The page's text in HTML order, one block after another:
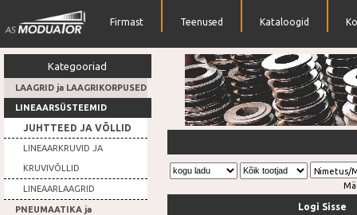
Firmast Teenused Kataloogid
Kategooriad
LAAGRID ja LAAGRIKORPUSED
LINEAARSÜSTEEMID
JUHTTEED JA VÕLLID
LINEAARKRUVID JA
KRUVIVÕLLID
LINEAARLAAGRID
PNEUMAATIKA ja
Nimetus/
Logi Sisse